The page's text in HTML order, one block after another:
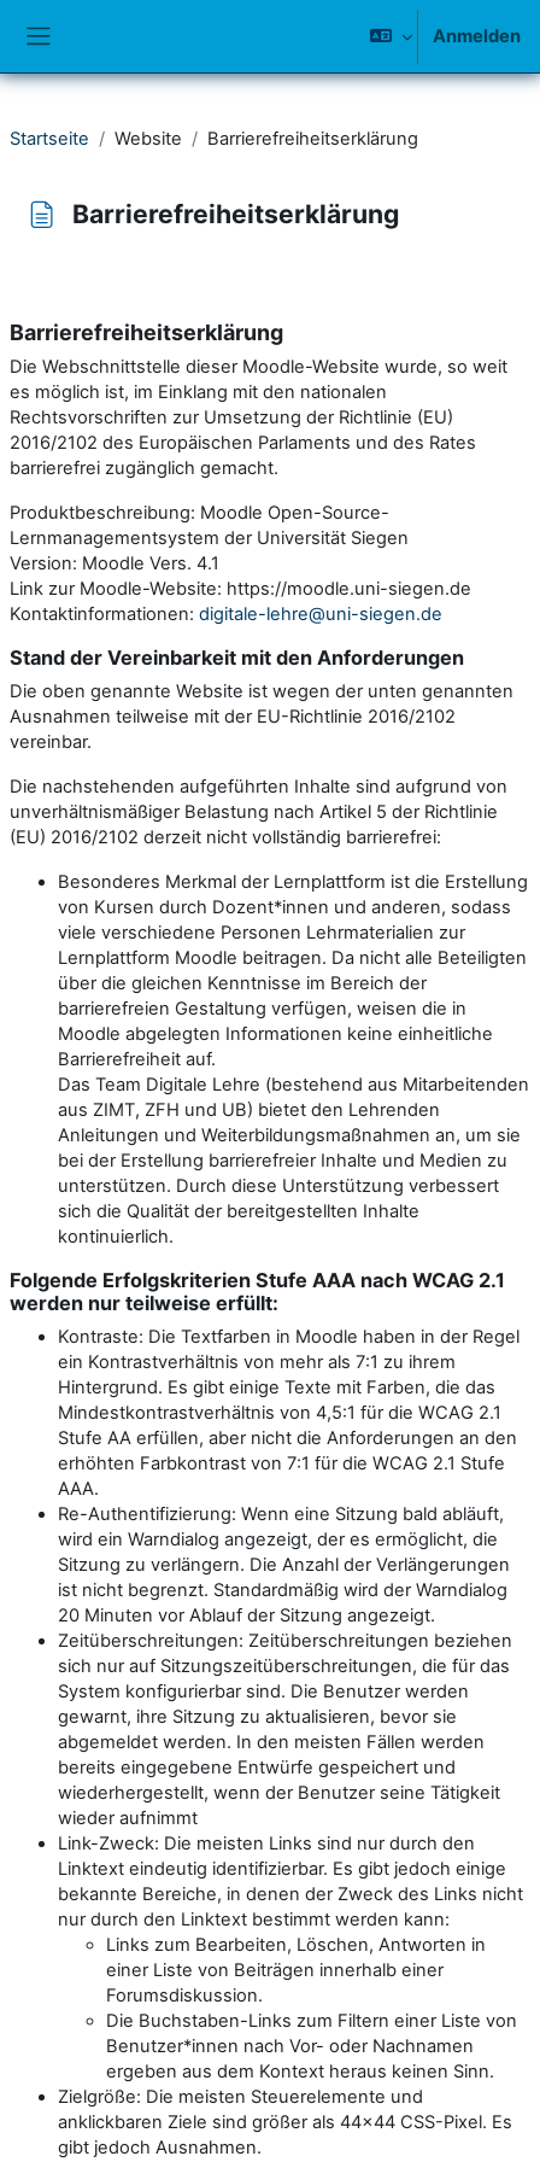
Anmelden
Startseite Website Barrierefreiheitserklärung
Barrierefreiheitserklärung
Barrierefreiheitserklärung
Die Webschnittstelle dieser Moodle-Website wurde, so weit
es möglich ist, im Einklang mit den nationalen
Rechtsvorschriften zur Umsetzung der Richtlinie (EU)
2016/2102 des Europäischen Parlaments und des Rates
barrierefrei zugänglich gemacht.
Produktbeschreibung: Moodle Open-Source-
Lernmanagementsystem der Universität Siegen
Version: Moodle Vers. 4.1
Link zur Moodle-Website: https://moodle.uni-siegen.de
Kontaktinformationen: digitale-lehre@uni-siegen.de
Stand der Vereinbarkeit mit den Anforderungen
Die oben genannte Website ist wegen der unten genannten
Ausnahmen teilweise mit der EU-Richtlinie 2016/2102
vereinbar.
Die nachstehenden aufgeführten Inhalte sind aufgrund von
unverhältnismäßiger Belastung nach Artikel 5 der Richtlinie
(EU) 2016/2102 derzeit nicht vollständig barrierefrei:
Besonderes Merkmal der Lernplattform ist die Erstellung
von Kursen durch Dozent*innen und anderen, sodass
viele verschiedene Personen Lehrmaterialien zur
Lernplattform Moodle beitragen. Da nicht alle Beteiligten
über die gleichen Kenntnisse im Bereich der
barrierefreien Gestaltung verfügen, weisen die in
Moodle abgelegten Informationen keine einheitliche
Barrierefreiheit auf.
Das Team Digitale Lehre (bestehend aus Mitarbeitenden
aus ZIMT, ZFH und UB) bietet den Lehrenden
Anleitungen und Weiterbildungsmaßnahmen an, um sie
bei der Erstellung barrierefreier Inhalte und Medien zu
unterstützen. Durch diese Unterstützung verbessert
sich die Qualität der bereitgestellten Inhalte
kontinuierlich.
Folgende Erfolgskriterien Stufe AAA nach WCAG 2.1
werden nur teilweise erfüllt:
Kontraste: Die Textfarben in Moodle haben in der Regel
ein Kontrastverhältnis von mehr als 7:1 zu ihrem
Hintergrund. Es gibt einige Texte mit Farben, die das
Mindestkontrastverhältnis von 4,5:1 für die WCAG 2.1
Stufe AA erfüllen, aber nicht die Anforderungen an den
erhöhten Farbkontrast von 7:1 für die WCAG 2.1 Stufe
AAA.
Re-Authentifizierung: Wenn eine Sitzung bald abläuft,
wird ein Warndialog angezeigt, der es ermöglicht, die
Sitzung zu verlängern. Die Anzahl der Verlängerungen
ist nicht begrenzt. Standardmäßig wird der Warndialog
20 Minuten vor Ablauf der Sitzung angezeigt.
Zeitüberschreitungen: Zeitüberschreitungen beziehen
sich nur auf Sitzungszeitüberschreitungen, die für das
System konfigurierbar sind. Die Benutzer werden
gewarnt, ihre Sitzung zu aktualisieren, bevor sie
abgemeldet werden. In den meisten Fällen werden
bereits eingegebene Entwürfe gespeichert und
wiederhergestellt, wenn der Benutzer seine Tätigkeit
wieder aufnimmt
Link-Zweck: Die meisten Links sind nur durch den
Linktext eindeutig identifizierbar. Es gibt jedoch einige
bekannte Bereiche, in denen der Zweck des Links nicht
nur durch den Linktext bestimmt werden kann:
Links zum Bearbeiten, Löschen, Antworten in
einer Liste von Beiträgen innerhalb einer
Forumsdiskussion.
Die Buchstaben-Links zum Filtern einer Liste von
Benutzer*innen nach Vor- oder Nachnamen
ergeben aus dem Kontext heraus keinen Sinn.
Zielgröße: Die meisten Steuerelemente und
anklickbaren Ziele sind größer als 44x44 CSS-Pixel. Es
gibt jedoch Ausnahmen.